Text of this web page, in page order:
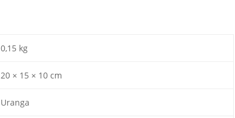
0,15 kg
20 × 15 × 10 cm
Uranga